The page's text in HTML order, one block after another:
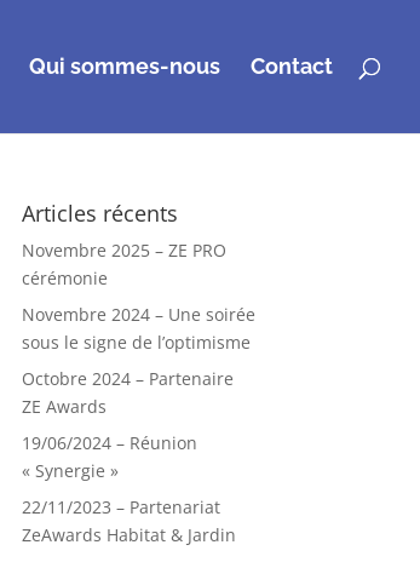
Qui sommes-nous Contact
Articles récents
Novembre 2025 – ZE PRO
cérémonie
Novembre 2024 – Une soirée
sous le signe de l’optimisme
Octobre 2024 – Partenaire
ZE Awards
19/06/2024 – Réunion
« Synergie »
22/11/2023 – Partenariat
ZeAwards Habitat & Jardin